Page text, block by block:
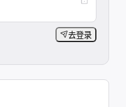
去登录